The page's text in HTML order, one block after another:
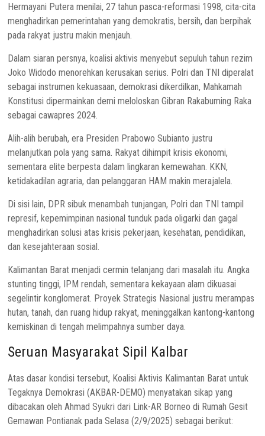
Hermayani Putera menilai, 27 tahun pasca-reformasi 1998, cita-cita
menghadirkan pemerintahan yang demokratis, bersih, dan berpihak
pada rakyat justru makin menjauh.
Dalam siaran persnya, koalisi aktivis menyebut sepuluh tahun rezim
Joko Widodo menorehkan kerusakan serius. Polri dan TNI diperalat
sebagai instrumen kekuasaan, demokrasi dikerdilkan, Mahkamah
Konstitusi dipermainkan demi meloloskan Gibran Rakabuming Raka
sebagai cawapres 2024.
Alih-alih berubah, era Presiden Prabowo Subianto justru
melanjutkan pola yang sama. Rakyat dihimpit krisis ekonomi,
sementara elite berpesta dalam lingkaran kemewahan. KKN,
ketidakadilan agraria, dan pelanggaran HAM makin merajalela.
Di sisi lain, DPR sibuk menambah tunjangan, Polri dan TNI tampil
represif, kepemimpinan nasional tunduk pada oligarki dan gagal
menghadirkan solusi atas krisis pekerjaan, kesehatan, pendidikan,
dan kesejahteraan sosial.
Kalimantan Barat menjadi cermin telanjang dari masalah itu. Angka
stunting tinggi, IPM rendah, sementara kekayaan alam dikuasai
segelintir konglomerat. Proyek Strategis Nasional justru merampas
hutan, tanah, dan ruang hidup rakyat, meninggalkan kantong-kantong
kemiskinan di tengah melimpahnya sumber daya.
Seruan Masyarakat Sipil Kalbar
Atas dasar kondisi tersebut, Koalisi Aktivis Kalimantan Barat untuk
Tegaknya Demokrasi (AKBAR-DEMO) menyatakan sikap yang
dibacakan oleh Ahmad Syukri dari Link-AR Borneo di Rumah Gesit
Gemawan Pontianak pada Selasa (2/9/2025) sebagai berikut: